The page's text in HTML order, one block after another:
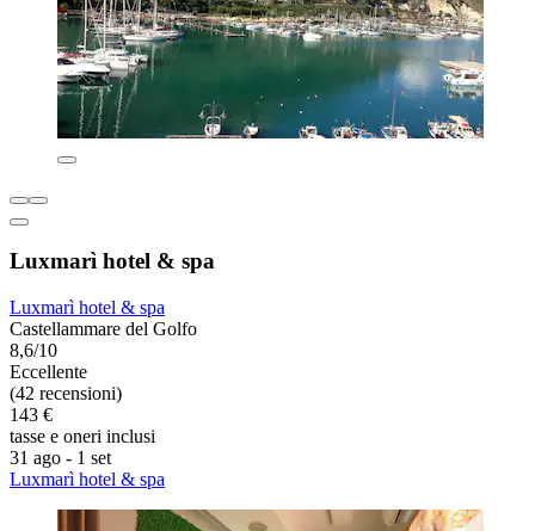
Luxmarì hotel & spa
Luxmarì hotel & spa
Castellammare del Golfo
8,6/10
Eccellente
(42 recensioni)
143 €
tasse e oneri inclusi
31 ago - 1 set
Luxmarì hotel & spa